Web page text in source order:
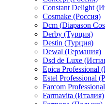
Constant Delight
Cosmake (Россия)
Dcm (Diapason
Derby (Турция)
Destin (Турция)
Dewal (Германия)
Dsd de Luxe
Epica Professional
Estel Professional
Farcom
Farmavita (Италия)